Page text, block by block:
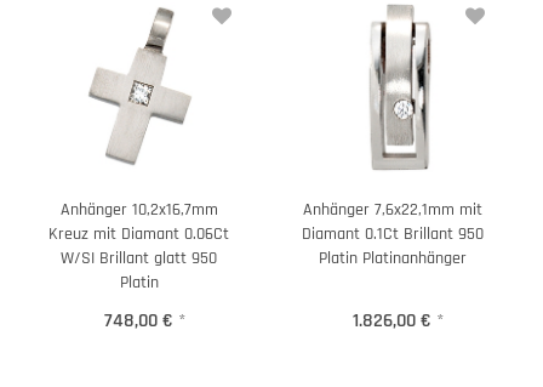
Anhänger 10,2x16,7mm
Kreuz mit Diamant 0.06Ct
W/SI Brillant glatt 950
Platin
748,00 € *
Anhänger 7,6x22,1mm mit
Diamant 0.1Ct Brillant 950
Platin Platinanhänger
1.826,00 € *